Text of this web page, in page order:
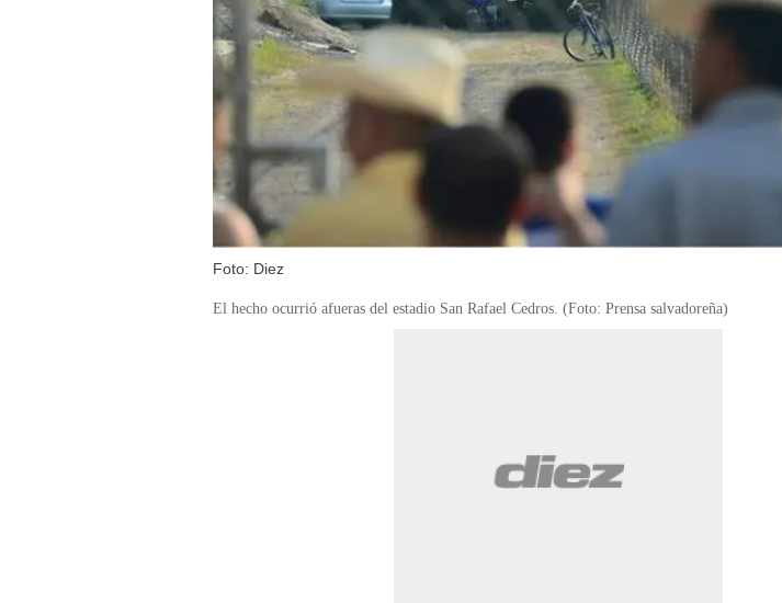
Foto: Diez
El hecho ocurrió afueras del estadio San Rafael Cedros. (Foto: Prensa salvadoreña)